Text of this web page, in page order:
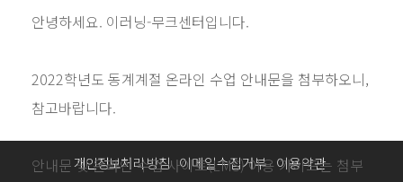
안녕하세요. 이러닝-무크센터입니다.
2022학년도 동계계절 온라인 수업 안내문을 첨부하오니,
참고바랍니다.
안내문 및 온라인 수업 사이트(LMS) 이용 가이드는 첨부
개인정보처리 방침 이메일수집거부 이용약관